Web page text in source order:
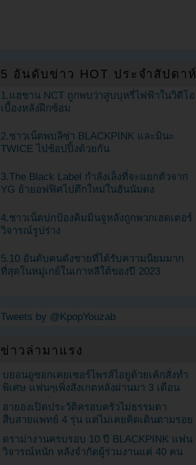
5 อันดับข่าว HOT ประจำสัปดาห์
1.แฮชาน NCT ถูกพบว่าสูบบุหรี่ไฟฟ้าในวิดีโอ
เบื้องหลังฝึกซ้อม
2.ชาวเน็ตพบลิซ่า BLACKPINK และมินะ
TWICE ไปช้อปปิ้งด้วยกัน
3.The Black Label กำลังเล็งที่จะแยกตัวจาก
YG ย้ายอฟฟิศไปตึกใหม่ในฮันนัมดง
4.ชาวเน็ตปกป้องคิมมินจูหลังถูกพวกเฮดเตอร์
วิจารณ์รูปร่าง
5.10 อันดับคนดังชายที่ได้รับความนิยมมาก
ที่สุดในหมู่เกย์ในเกาหลีใต้ของปี 2023
Tweets by @KpopYouzab
ข่าวล่ามาแรง
บยอนอูซอกเคยเซอร์ไพรส์ไอยูด้วยเค้กสั่งทำ
พิเศษ แฟนๆเพิ่งสังเกตหลังผ่านมา 3 เดือน
ฮายองเปิดประวัติครอบครัวไม่ธรรมดา
สืบสายแพทย์ 4 รุ่น แต่ไม่เคยคิดเดินตามรอย
ดราม่างานครบรอบ 10 ปี BLACKPINK แฟน
วิจารณ์หนัก หลังจำกัดผู้ร่วมงานแค่ 40 คน